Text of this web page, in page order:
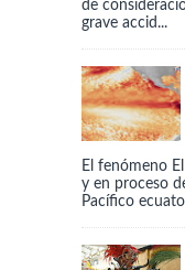
de
grave accid...
El fenómeno
y en proceso
Pacífico